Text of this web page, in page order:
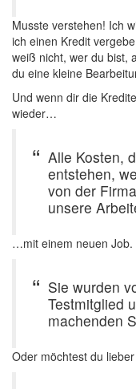
Musste verstehen! Ich
ich einen Kredit
weiß nicht, wer du bist,
du eine kleine
Und wenn dir die
wieder…
Alle Kosten,
entstehen,
von der
unsere
…mit einem neuen Job.
Sie wurden
Testmitglied
machenden
Oder möchtest du